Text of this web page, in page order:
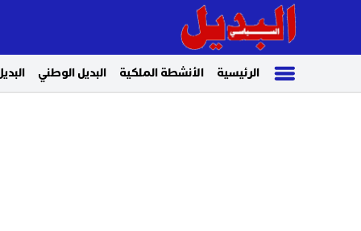
الرئيسية الأنشطة الملكية البديل الوطني